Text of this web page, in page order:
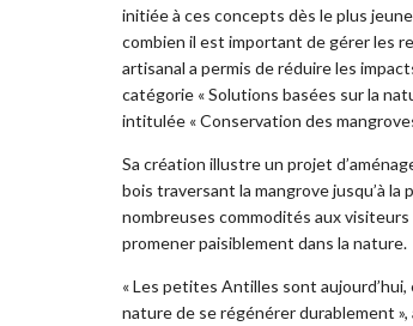
initiée à ces concepts dès le plus
combien il est important de gérer les
artisanal a permis de réduire les
catégorie « Solutions basées sur la
intitulée « Conservation des
Sa création illustre un projet
bois traversant la mangrove jusqu’à la
nombreuses commodités aux
promener paisiblement dans la nature.
« Les petites Antilles sont
nature de se régénérer durablement